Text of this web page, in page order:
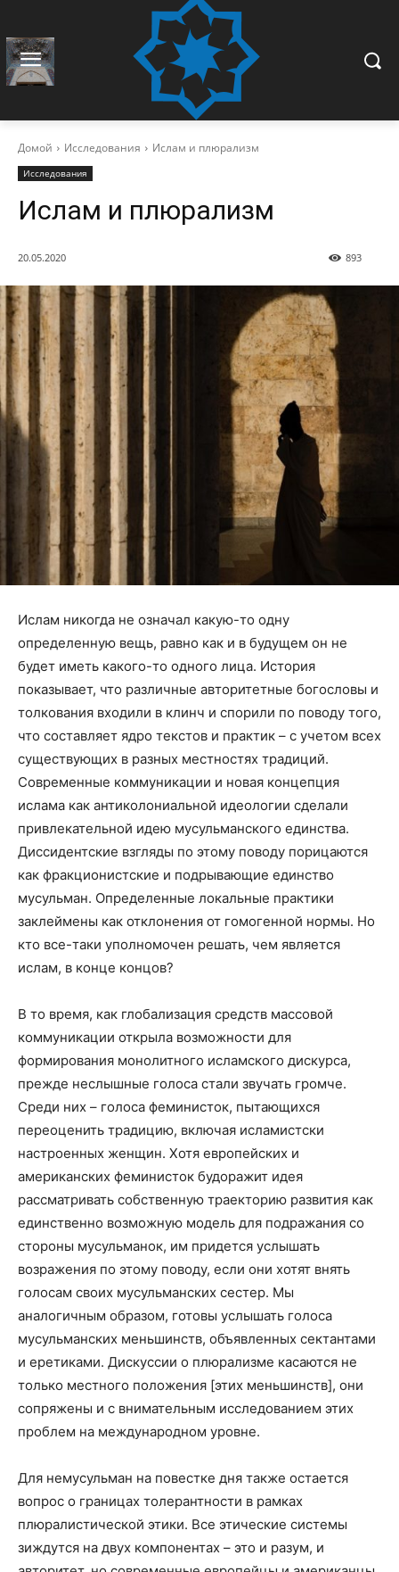
Домой Исследования Ислам и плюрализм
Исследования
Ислам и плюрализм
20.05.2020 893
Ислам никогда не означал какую-то одну
определенную вещь, равно как и в будущем он не
будет иметь какого-то одного лица. История
показывает, что различные авторитетные богословы и
толкования входили в клинч и спорили по поводу того,
что составляет ядро текстов и практик – с учетом всех
существующих в разных местностях традиций.
Современные коммуникации и новая концепция
ислама как антиколониальной идеологии сделали
привлекательной идею мусульманского единства.
Диссидентские взгляды по этому поводу порицаются
как фракционистские и подрывающие единство
мусульман. Определенные локальные практики
заклеймены как отклонения от гомогенной нормы. Но
кто все-таки уполномочен решать, чем является
ислам, в конце концов?
В то время, как глобализация средств массовой
коммуникации открыла возможности для
формирования монолитного исламского дискурса,
прежде неслышные голоса стали звучать громче.
Среди них – голоса феминисток, пытающихся
переоценить традицию, включая исламистски
настроенных женщин. Хотя европейских и
американских феминисток будоражит идея
рассматривать собственную траекторию развития как
единственно возможную модель для подражания со
стороны мусульманок, им придется услышать
возражения по этому поводу, если они хотят внять
голосам своих мусульманских сестер. Мы
аналогичным образом, готовы услышать голоса
мусульманских меньшинств, объявленных сектантами
и еретиками. Дискуссии о плюрализме касаются не
только местного положения [этих меньшинств], они
сопряжены и с внимательным исследованием этих
проблем на международном уровне.
Для немусульман на повестке дня также остается
вопрос о границах толерантности в рамках
плюралистической этики. Все этические системы
зиждутся на двух компонентах – это и разум, и